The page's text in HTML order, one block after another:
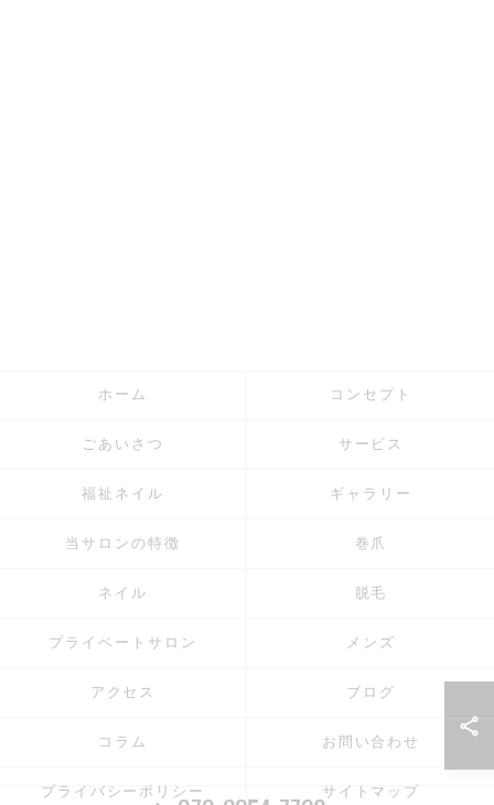
ホーム コンセプト
ごあいさつ サービス
福祉ネイル ギャラリー
当サロンの特徴 巻爪
ネイル 脱毛
プライベートサロン メンズ
アクセス ブログ
コラム お問い合わせ
プライバシーポリシー サイトマップ